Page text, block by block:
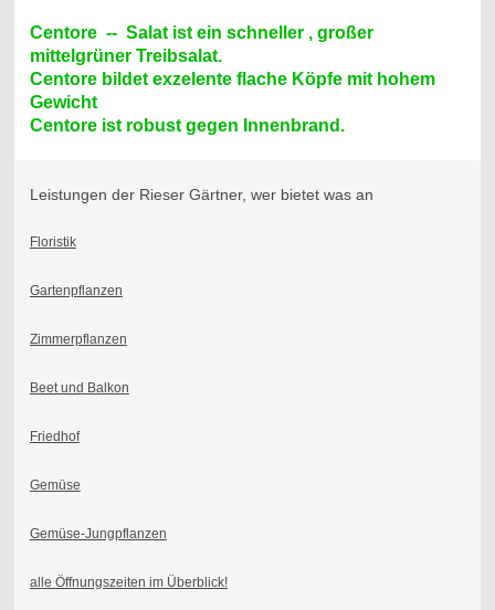
Centore -- Salat ist ein schneller , großer
mittelgrüner Treibsalat.
Centore bildet exzelente flache Köpfe mit hohem
Gewicht
Centore ist robust gegen Innenbrand.
Leistungen der Rieser Gärtner, wer bietet was an
Floristik
Gartenpflanzen
Zimmerpflanzen
Beet und Balkon
Friedhof
Gemüse
Gemüse-Jungpflanzen
alle Öffnungszeiten im Überblick!